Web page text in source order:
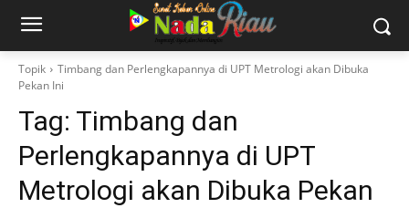
Topik
Timbang dan Perlengkapannya di UPT Metrologi akan Dibuka
Pekan Ini
Tag: Timbang dan
Perlengkapannya di UPT
Metrologi akan Dibuka Pekan